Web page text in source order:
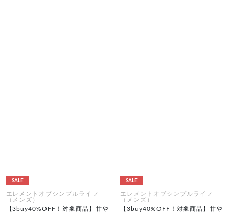
SALE
エレメントオブシンプルライフ
（メンズ）
【3buy40%OFF！対象商品】甘や
SALE
エレメントオブシンプルライフ
（メンズ）
【3buy40%OFF！対象商品】甘や